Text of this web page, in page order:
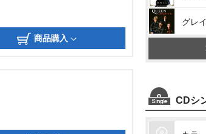
商品購入
グレ
CDシ